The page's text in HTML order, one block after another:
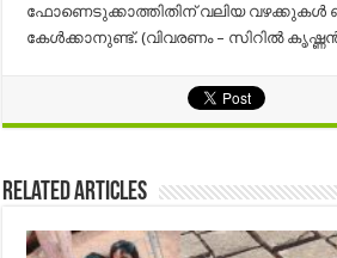
ഫോണെടുക്കാത്തിതിന് വലിയ വഴക്കുകള്‍
കേള്‍ക്കാനുണ്ട്. (വിവരണം – സിറില്‍
Related Articles